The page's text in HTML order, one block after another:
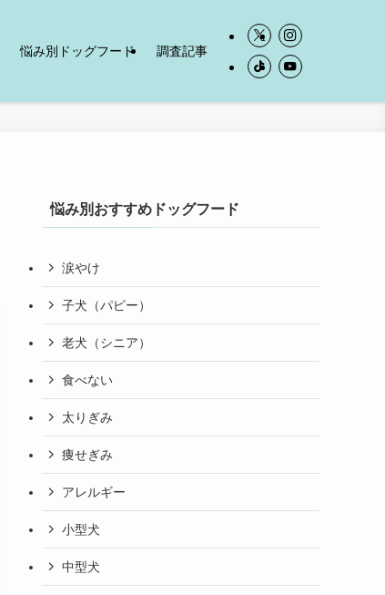
悩み別ドッグフード 調査記事
悩み別おすすめドッグフード
涙やけ
子犬（パピー）
老犬（シニア）
食べない
太りぎみ
痩せぎみ
アレルギー
小型犬
中型犬